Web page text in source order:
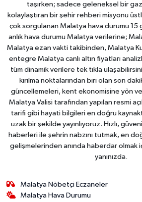
taşırken; sadece geleneksel bir
kolaylaştıran bir şehir rehberi misyonu
çok sorgulanan Malatya hava durumu 15
anlık hava durumu Malatya verilerine;
Malatya ezan vakti takibinden, Malatya
entegre Malatya canlı altın fiyatları
tüm dinamik verilere tek tıkla
kırılma noktalarından biri olan son
güncellemeleri, kent ekonomisine yön
Malatya Valisi tarafından yapılan resmi
tarifi gibi hayati bilgileri en doğru
uzak bir şekilde yayınlıyoruz. Hızlı,
haberleri ile şehrin nabzını tutmak, en
gelişmelerinden anında haberdar olmak
yanınızda.
Malatya Nöbetçi Eczaneler
Malatya Hava Durumu